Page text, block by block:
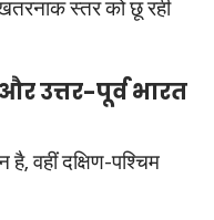
स्तर को छू रही
उत्तर-पूर्व भारत
वहीं दक्षिण-पश्चिम